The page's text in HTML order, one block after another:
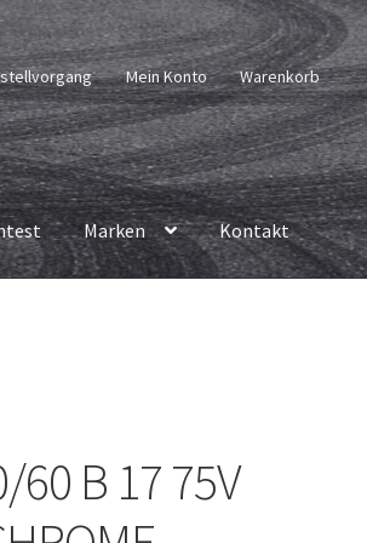
Mein Konto Warenkorb
Marken Kontakt
60 B 17 75V